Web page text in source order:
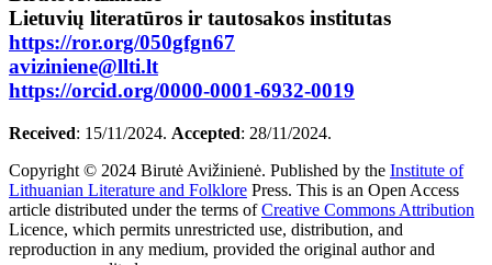
Lietuvių literatūros ir tautosakos institutas
https://ror.org/050gfgn67
aviziniene@llti.lt
https://orcid.org/0000-0001-6932-0019
Received: 15/11/2024. Accepted: 28/11/2024.
Copyright © 2024 Birutė Avižinienė. Published by the Institute of
Lithuanian Literature and Folklore Press. This is an Open Access
article distributed under the terms ofCreative Commons Attribution
Licence, which permits unrestricted use, distribution, and
reproduction in any medium, provided the original author and